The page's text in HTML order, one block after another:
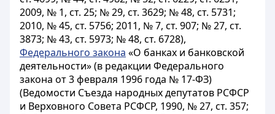
2009, № 1, ст. 25; № 29, ст. 3629; № 48, ст. 5731;
2010, № 45, ст. 5756; 2011, № 7, ст. 907; № 27, ст.
3873; № 43, ст. 5973; № 48, ст. 6728),
Федерального закона «О банках и банковской
деятельности» (в редакции Федерального
закона от 3 февраля 1996 года № 17-ФЗ)
(Ведомости Съезда народных депутатов РСФСР
и Верховного Совета РСФСР, 1990, № 27, ст. 357;